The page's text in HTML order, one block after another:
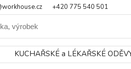
+420 775 540 501
KUCHAŘSKÉ a LÉKAŘSKÉ